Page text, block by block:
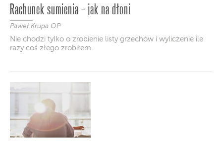
Rachunek sumienia – jak na dłoni
Paweł Krupa OP
Nie chodzi tylko o zrobienie listy grzechów i wyliczenie ile
razy coś złego zrobiłem.